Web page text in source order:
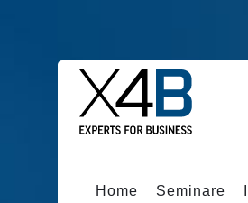
Home Seminare